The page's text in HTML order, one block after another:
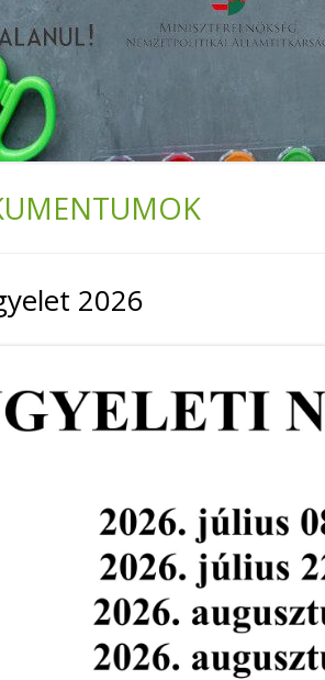
2026